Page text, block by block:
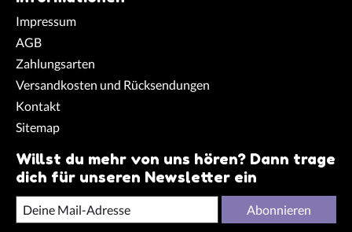
Impressum
AGB
Zahlungsarten
Versandkosten und Rücksendungen
Kontakt
Sitemap
Willst du mehr von uns hören? Dann trage
dich für unseren Newsletter ein
Abonnieren